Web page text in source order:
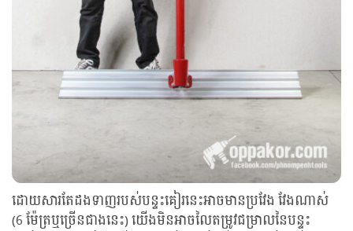
ដោយសារតែដងទាញរបស់បន្ទះគៀរនេះអាចមានប្រវែង វែងណាស់
(6 ម៉ែត្រឬច្រើនជាងនេះ) យើងមិនអាចលៃតម្រូវជម្រាលនៃបន្ទះ